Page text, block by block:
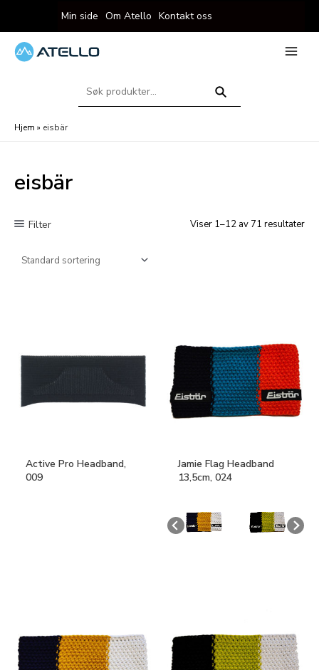
til
innholdet
Min side Om Atello Kontakt oss
Søk
Hjem » eisbär
eisbär
Filter Viser 1–12 av 71 resultater
Active Pro Headband,
009
Jamie Flag Headband
13,5cm, 024